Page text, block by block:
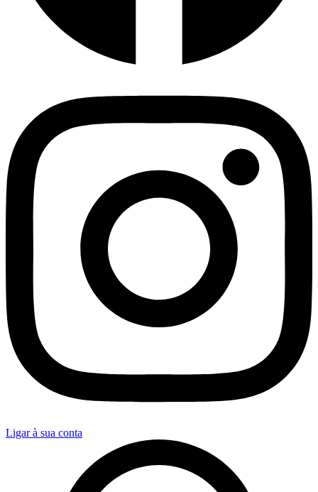
Ligar à sua conta